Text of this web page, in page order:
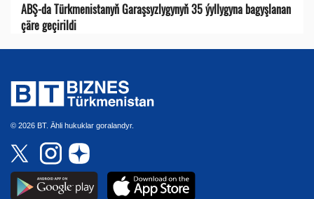
ABŞ-da Türkmenistanyň Garaşsyzlygynyň 35 ýyllygyna bagyşlanan
çäre geçirildi
© 2026 BT. Ähli hukuklar goralandyr.